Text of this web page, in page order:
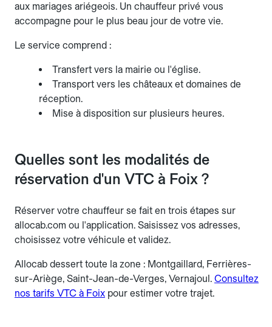
aux mariages ariégeois. Un chauffeur privé vous
accompagne pour le plus beau jour de votre vie.
Le service comprend :
Transfert vers la mairie ou l'église.
Transport vers les châteaux et domaines de
réception.
Mise à disposition sur plusieurs heures.
Quelles sont les modalités de
réservation d'un VTC à Foix ?
Réserver votre chauffeur se fait en trois étapes sur
allocab.com ou l'application. Saisissez vos adresses,
choisissez votre véhicule et validez.
Allocab dessert toute la zone : Montgaillard, Ferrières-
sur-Ariège, Saint-Jean-de-Verges, Vernajoul. Consultez
nos tarifs VTC à Foix pour estimer votre trajet.